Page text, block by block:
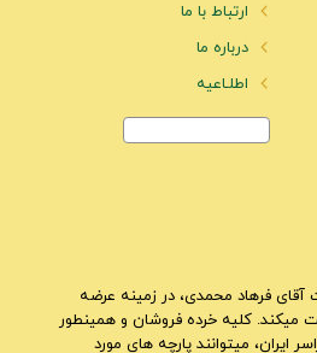
ارتباط با ما
درباره ما
اطلـاعیه
آقای فرهاد محمدی، در زمینه عرضه
میکند. کلیه خرده فروشان و همینطور
ایران، میتوانند پارچه های مورد